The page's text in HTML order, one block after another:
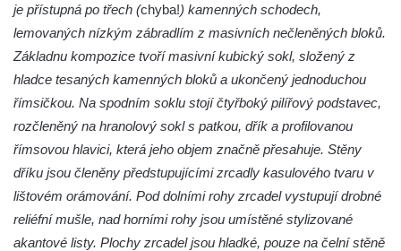
Socha Lišky v ZOO Hluboká
Socha Vlčice s mládětem v ZOO Hluboká
Socha Rys číhající na srnu v ZOO Hluboká
Socha Orlice v ZOO Hluboká
Socha Tygr v ZOO Hluboká
Socha Kozorožec horský v ZOO Hluboká
Socha Včela v ZOO Hluboká
je přístupná po třech (chyba!) kamenných schodech,
lemovaných nízkým zábradlím z masivních nečleněných bloků.
Základnu kompozice tvoří masivní kubický sokl, složený z
hladce tesaných kamenných bloků a ukončený jednoduchou
římsičkou. Na spodním soklu stojí čtyřboký pilířový podstavec,
rozčleněný na hranolový sokl s patkou, dřík a profilovanou
římsovou hlavici, která jeho objem značně přesahuje. Stěny
dříku jsou členěny předstupujícími zrcadly kasulového tvaru v
lištovém orámování. Pod dolními rohy zrcadel vystupují drobné
reliéfní mušle, nad horními rohy jsou umístěné stylizované
akantové listy. Plochy zrcadel jsou hladké, pouze na čelní stěně